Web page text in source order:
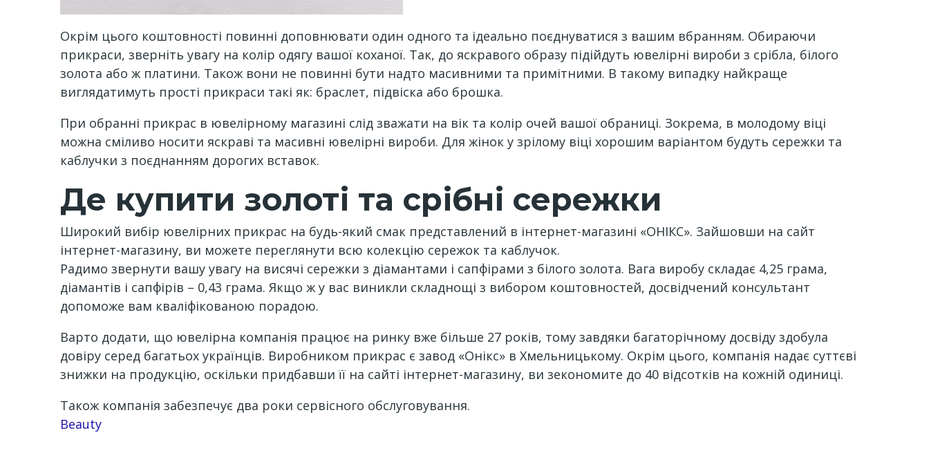
Окрім цього коштовності повинні доповнювати один одного та ідеально поєднуватися з вашим вбранням. Обираючи
прикраси, зверніть увагу на колір одягу вашої коханої. Так, до яскравого образу підійдуть ювелірні вироби з срібла, білого
золота або ж платини. Також вони не повинні бути надто масивними та примітними. В такому випадку найкраще
виглядатимуть прості прикраси такі як: браслет, підвіска або брошка.
При обранні прикрас в ювелірному магазині слід зважати на вік та колір очей вашої обраниці. Зокрема, в молодому віці
можна сміливо носити яскраві та масивні ювелірні вироби. Для жінок у зрілому віці хорошим варіантом будуть сережки та
каблучки з поєднанням дорогих вставок.
Де купити золоті та срібні сережки
Широкий вибір ювелірних прикрас на будь-який смак представлений в інтернет-магазині «ОНІКС». Зайшовши на сайт
інтернет-магазину, ви можете переглянути всю колекцію сережок та каблучок.
Радимо звернути вашу увагу на висячі сережки з діамантами і сапфірами з білого золота. Вага виробу складає 4,25 грама,
діамантів і сапфірів – 0,43 грама. Якщо ж у вас виникли складнощі з вибором коштовностей, досвідчений консультант
допоможе вам кваліфікованою порадою.
Варто додати, що ювелірна компанія працює на ринку вже більше 27 років, тому завдяки багаторічному досвіду здобула
довіру серед багатьох українців. Виробником прикрас є завод «Онікс» в Хмельницькому. Окрім цього, компанія надає суттєві
знижки на продукцію, оскільки придбавши її на сайті інтернет-магазину, ви зекономите до 40 відсотків на кожній одиниці.
Також компанія забезпечує два роки сервісного обслуговування.
Channel
Beauty